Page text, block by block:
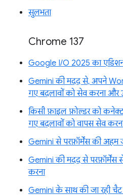
सुलभता
Chrome 137
Google I/O 2025 का
Gemini की मदद से, अपने
गए बदलावों को सेव करना और
किसी फ़ाइल फ़ोल्डर को
गए बदलावों को वापस सेव
Gemini से परफ़ॉर्मेंस की अहम
Gemini की मदद से परफ़ॉर्मेंस
करना
Gemini के साथ की जा रही चैट